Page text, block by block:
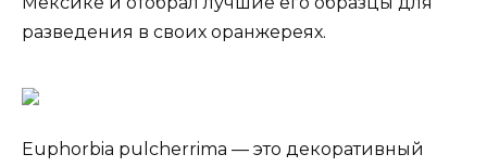
разведения в своих оранжереях.
Euphorbia pulcherrima — это декоративный